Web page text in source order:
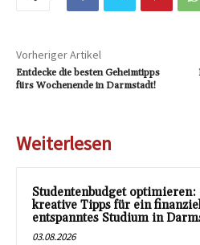
Vorheriger Artikel
Entdecke die besten Geheimtipps
fürs Wochenende in Darmstadt!
Weiterlesen
Studentenbudget optimieren:
kreative Tipps für ein
entspanntes Studium in
03.08.2026